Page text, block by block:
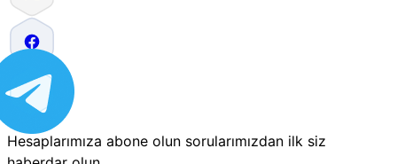
Hesaplarımıza abone olun sorularımızdan ilk siz